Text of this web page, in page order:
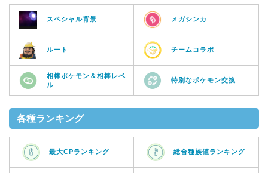
スペシャル背景 メガシンカ
ルート チームコラボ
相棒ポケモン＆相棒レベ
ル
特別なポケモン交換
各種ランキング
最大CPランキング 総合種族値ランキング